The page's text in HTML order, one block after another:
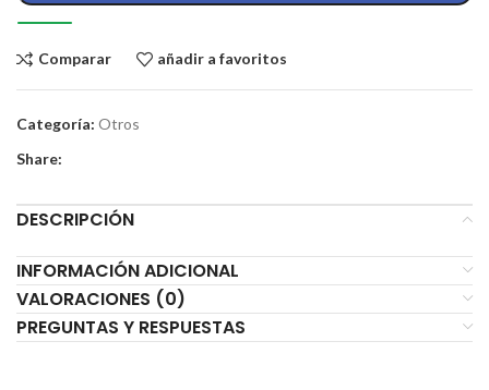
Comparar añadir a favoritos
Categoría: Otros
Share:
DESCRIPCIÓN
INFORMACIÓN ADICIONAL
VALORACIONES (0)
PREGUNTAS Y RESPUESTAS